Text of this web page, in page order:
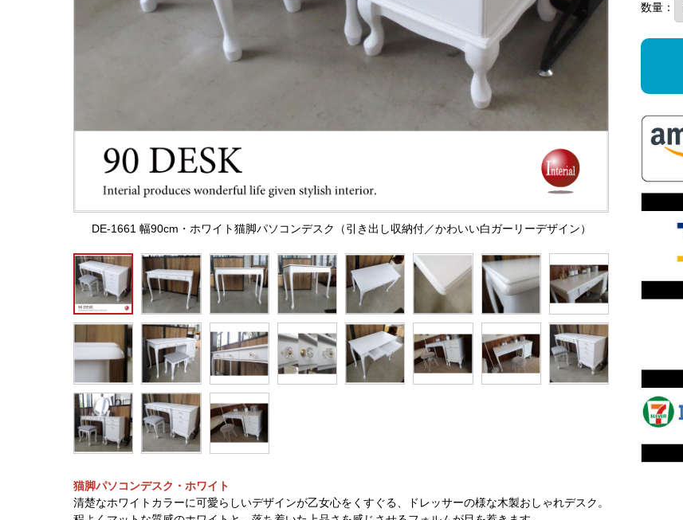
DE-1661 幅90cm・ホワイト猫脚パソコンデスク（引き出し収納付／かわいい白ガーリーデザイン）
猫脚パソコンデスク・ホワイト
清楚なホワイトカラーに可愛らしいデザインが乙女心をくすぐる、ドレッサーの様な木製おしゃれデスク。
数量：